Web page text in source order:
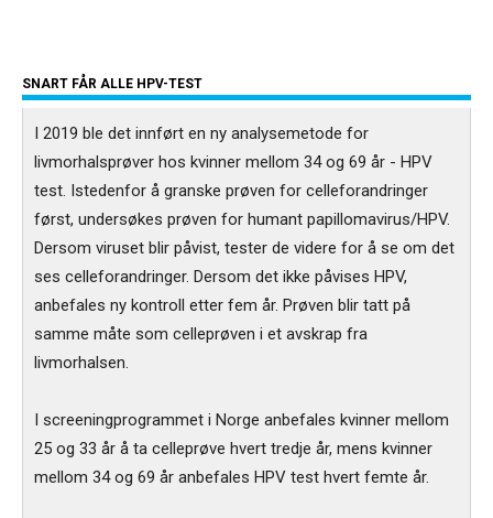
SNART FÅR ALLE HPV-TEST
I 2019 ble det innført en ny analysemetode for
livmorhalsprøver hos kvinner mellom 34 og 69 år - HPV
test. Istedenfor å granske prøven for celleforandringer
først, undersøkes prøven for humant papillomavirus/HPV.
Dersom viruset blir påvist, tester de videre for å se om det
ses celleforandringer. Dersom det ikke påvises HPV,
anbefales ny kontroll etter fem år. Prøven blir tatt på
samme måte som celleprøven i et avskrap fra
livmorhalsen.
I screeningprogrammet i Norge anbefales kvinner mellom
25 og 33 år å ta celleprøve hvert tredje år, mens kvinner
mellom 34 og 69 år anbefales HPV test hvert femte år.